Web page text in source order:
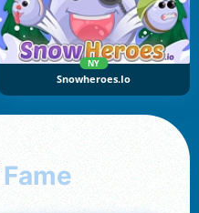
NY
Snowheroes.io
Fame